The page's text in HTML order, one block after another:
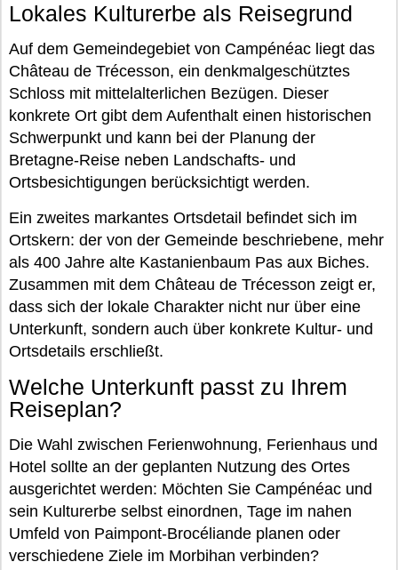
Lokales Kulturerbe als Reisegrund
Auf dem Gemeindegebiet von Campénéac liegt das
Château de Trécesson, ein denkmalgeschütztes
Schloss mit mittelalterlichen Bezügen. Dieser
konkrete Ort gibt dem Aufenthalt einen historischen
Schwerpunkt und kann bei der Planung der
Bretagne-Reise neben Landschafts- und
Ortsbesichtigungen berücksichtigt werden.
Ein zweites markantes Ortsdetail befindet sich im
Ortskern: der von der Gemeinde beschriebene, mehr
als 400 Jahre alte Kastanienbaum Pas aux Biches.
Zusammen mit dem Château de Trécesson zeigt er,
dass sich der lokale Charakter nicht nur über eine
Unterkunft, sondern auch über konkrete Kultur- und
Ortsdetails erschließt.
Welche Unterkunft passt zu Ihrem
Reiseplan?
Die Wahl zwischen Ferienwohnung, Ferienhaus und
Hotel sollte an der geplanten Nutzung des Ortes
ausgerichtet werden: Möchten Sie Campénéac und
sein Kulturerbe selbst einordnen, Tage im nahen
Umfeld von Paimpont-Brocéliande planen oder
verschiedene Ziele im Morbihan verbinden?